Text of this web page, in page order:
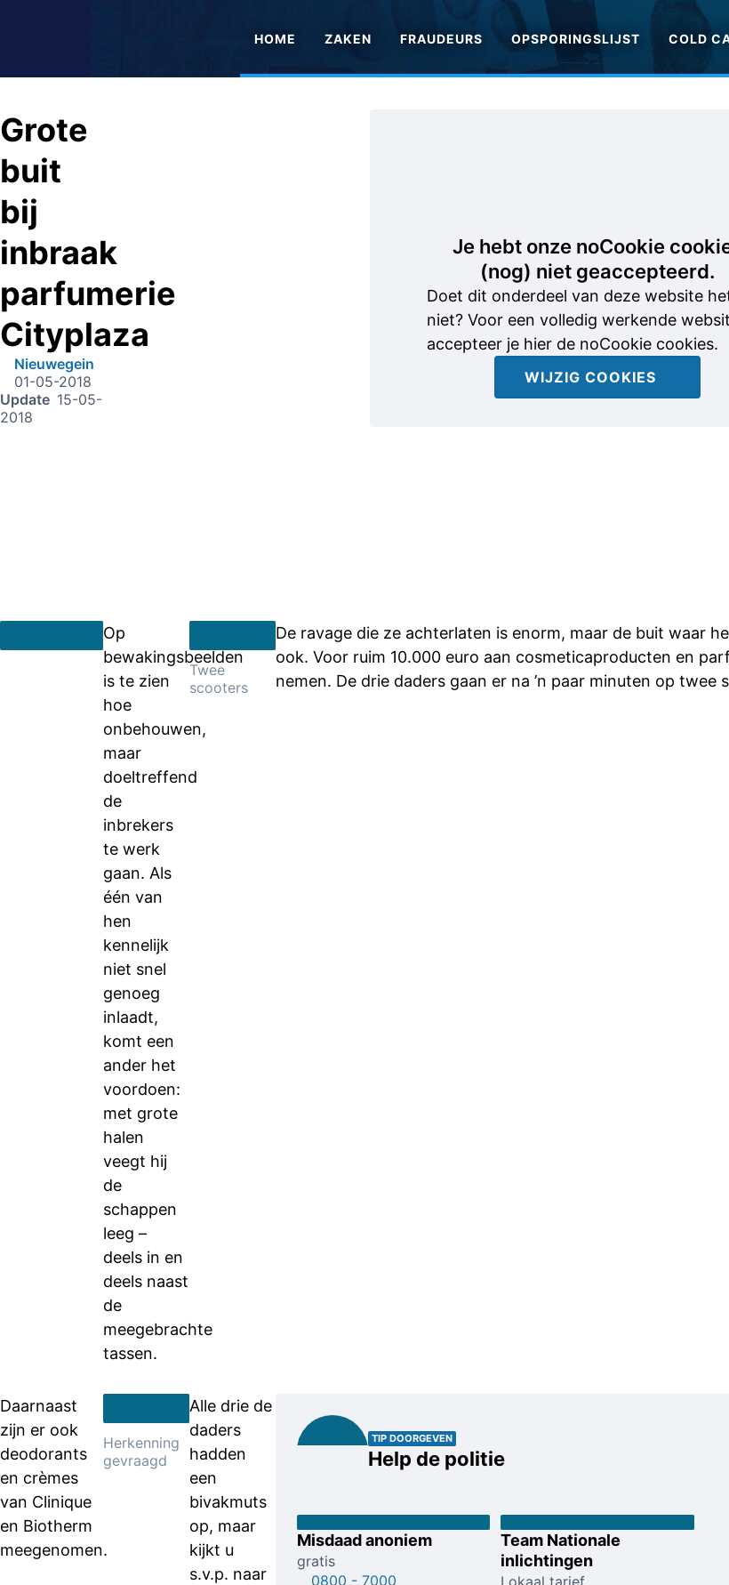
HOME ZAKEN FRAUDEURS OPSPORINGSLIJST COLD
Grote
buit
bij
inbraak
parfumerie
Cityplaza
Nieuwegein
01-05-2018
Update 15-05-
2018
Je hebt onze noCookie
(nog) niet geaccepteerd.
Doet dit onderdeel van deze website
niet? Voor een volledig werkende
accepteer je hier de noCookie cookies.
WIJZIG COOKIES
Op
bewakingsbeelden
is te zien
hoe
onbehouwen,
maar
doeltreffend
de
inbrekers
te werk
gaan. Als
één van
hen
kennelijk
niet snel
genoeg
inlaadt,
komt een
ander het
voordoen:
met grote
halen
veegt hij
de
schappen
leeg –
deels in en
deels naast
de
meegebrachte
tassen.
Twee
scooters
De ravage die ze achterlaten is enorm, maar de buit waar
ook. Voor ruim 10.000 euro aan cosmeticaproducten en
nemen. De drie daders gaan er na ’n paar minuten op twee
Daarnaast
zijn er ook
deodorants
en crèmes
van Clinique
en Biotherm
meegenomen.
Herkenning
gevraagd
Alle drie de
daders
hadden
een
bivakmuts
op, maar
kijkt u
s.v.p. naar
TIP DOORGEVEN
Help de politie
Misdaad anoniem
gratis
0800 - 7000
Team Nationale
inlichtingen
Lokaal tarief